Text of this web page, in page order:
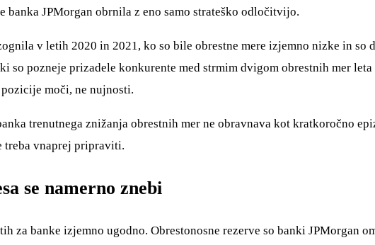
banka JPMorgan obrnila z eno samo strateško odločitvijo.
v letih 2020 in 2021, ko so bile obrestne mere izjemno nizke in
pozneje prizadele konkurente med strmim dvigom obrestnih mer
moči, ne nujnosti.
trenutnega znižanja obrestnih mer ne obravnava kot kratkoročno
treba vnaprej pripraviti.
se namerno znebi
za banke izjemno ugodno. Obrestonosne rezerve so banki JPMorgan